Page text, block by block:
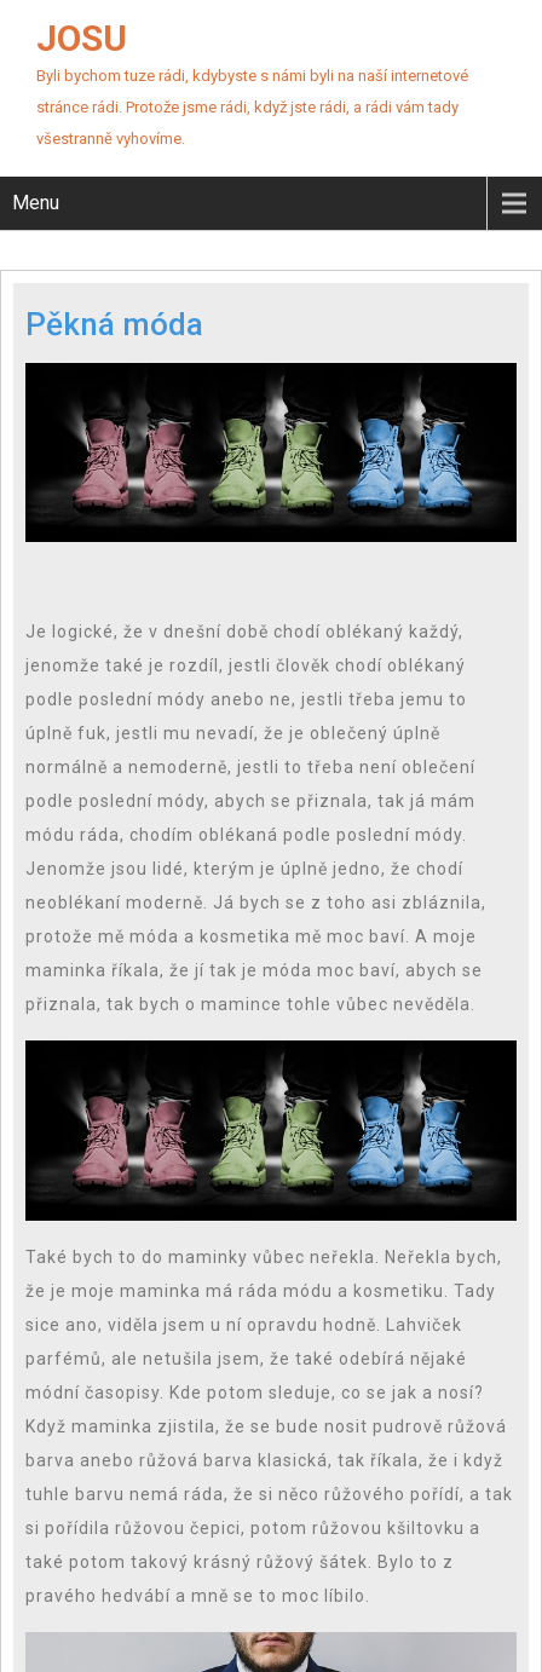
JOSU
Byli bychom tuze rádi, kdybyste s námi byli na naší internetové
stránce rádi. Protože jsme rádi, když jste rádi, a rádi vám tady
všestranně vyhovíme.
Menu
Pěkná móda
Je logické, že v dnešní době chodí oblékaný každý,
jenomže také je rozdíl, jestli člověk chodí oblékaný
podle poslední módy anebo ne, jestli třeba jemu to
úplně fuk, jestli mu nevadí, že je oblečený úplně
normálně a nemoderně, jestli to třeba není oblečení
podle poslední módy, abych se přiznala, tak já mám
módu ráda, chodím oblékaná podle poslední módy.
Jenomže jsou lidé, kterým je úplně jedno, že chodí
neoblékaní moderně. Já bych se z toho asi zbláznila,
protože mě móda a kosmetika mě moc baví. A moje
maminka říkala, že jí tak je móda moc baví, abych se
přiznala, tak bych o mamince tohle vůbec nevěděla.
Také bych to do maminky vůbec neřekla. Neřekla bych,
že je moje maminka má ráda módu a kosmetiku. Tady
sice ano, viděla jsem u ní opravdu hodně. Lahviček
parfémů, ale netušila jsem, že také odebírá nějaké
módní časopisy. Kde potom sleduje, co se jak a nosí?
Když maminka zjistila, že se bude nosit pudrově růžová
barva anebo růžová barva klasická, tak říkala, že i když
tuhle barvu nemá ráda, že si něco růžového pořídí, a tak
si pořídila růžovou čepici, potom růžovou kšiltovku a
také potom takový krásný růžový šátek. Bylo to z
pravého hedvábí a mně se to moc líbilo.